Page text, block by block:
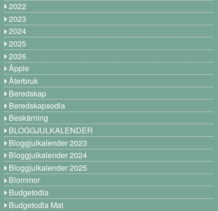
2022
2023
2024
2025
2026
Äpple
Återbruk
Beredskap
Beredskapsodla
Beskärning
BLOGGJULKALENDER
Bloggjulkalender 2023
Bloggjulkalender 2024
Bloggjulkalender 2025
Blommor
Budgetodla
Budgetodla Mat